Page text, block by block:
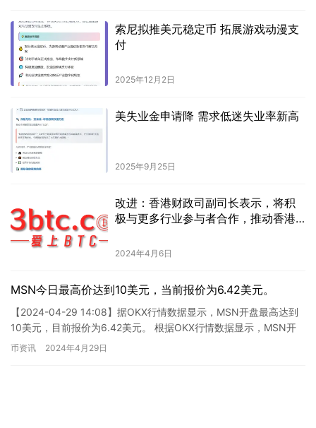
索尼拟推美元稳定币 拓展游戏动漫支
付
2025年12月2日
美失业金申请降 需求低迷失业率新高
2025年9月25日
改进：香港财政司副司长表示，将积
极与更多行业参与者合作，推动香港
2024年4月6日
MSN今日最高价达到10美元，当前报价为6.42美元。
【2024-04-29 14:08】据OKX行情数据显示，MSN开盘最高达到
10美元，目前报价为6.42美元。 根据OKX行情数据显示，MSN开
盘最高达到10美元并且目前报价为6….
币资讯 2024年4月29日